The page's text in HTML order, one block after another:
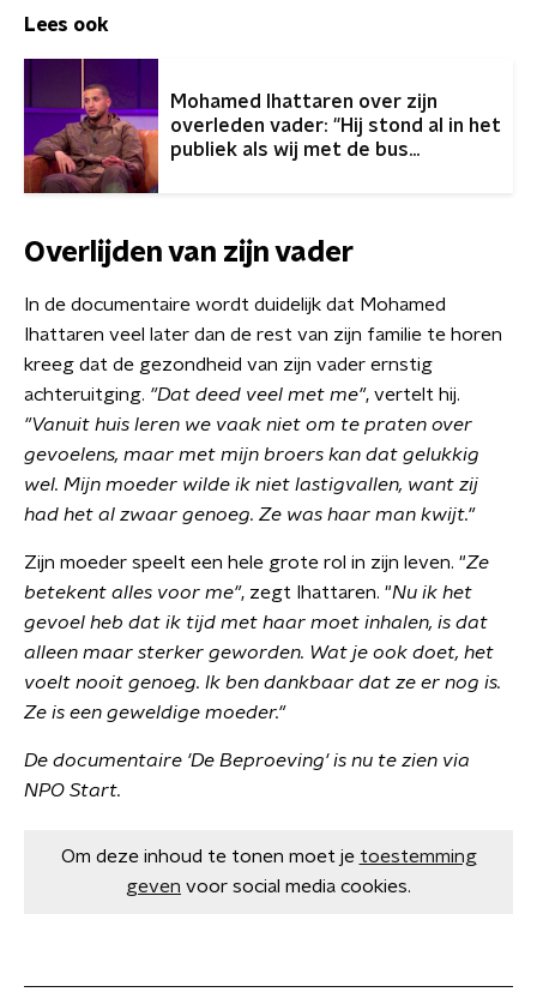
Lees ook
Mohamed Ihattaren over zijn
overleden vader: "Hij stond al in het
publiek als wij met de bus
Overlijden van zijn vader
In de documentaire wordt duidelijk dat Mohamed
Ihattaren veel later dan de rest van zijn familie te horen
kreeg dat de gezondheid van zijn vader ernstig
achteruitging. "Dat deed veel met me", vertelt hij.
"Vanuit huis leren we vaak niet om te praten over
gevoelens, maar met mijn broers kan dat gelukkig
wel. Mijn moeder wilde ik niet lastigvallen, want zij
had het al zwaar genoeg. Ze was haar man kwijt."
Zijn moeder speelt een hele grote rol in zijn leven. "Ze
betekent alles voor me", zegt Ihattaren. "Nu ik het
gevoel heb dat ik tijd met haar moet inhalen, is dat
alleen maar sterker geworden. Wat je ook doet, het
voelt nooit genoeg. Ik ben dankbaar dat ze er nog is.
Ze is een geweldige moeder."
De documentaire 'De Beproeving' is nu te zien via
NPO Start.
Om deze inhoud te tonen moet je toestemming
geven voor social media cookies.